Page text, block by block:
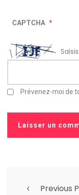
CAPTCHA *
Prévenez-moi de
Previous